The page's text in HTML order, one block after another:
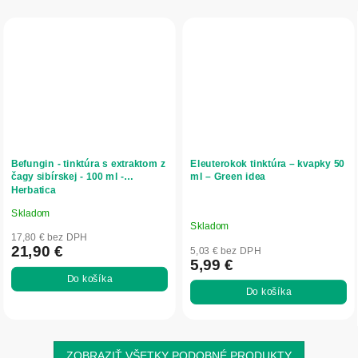
Befungin - tinktúra s extraktom z
čagy sibírskej - 100 ml -
Herbatica
Priemerné
hodnotenie
produktu
je
Skladom
17,80 € bez DPH
21,90 €
Do košíka
Eleuterokok tinktúra – kvapky 50
ml – Green idea
Skladom
5,03 € bez DPH
5,99 €
Do košíka